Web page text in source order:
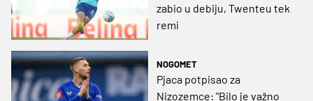
zabio u debiju, Twenteu tek
remi
NOGOMET
Pjaca potpisao za
Nizozemce: "Bilo je važno